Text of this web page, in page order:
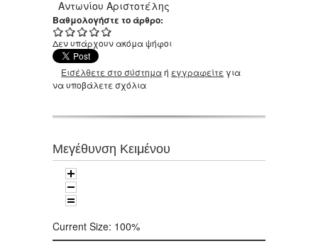
Αντωνίου Αριστοτέλης
Βαθμολογήστε το άρθρο:
Δεν υπάρχουν ακόμα ψήφοι
Εισέλθετε στο σύστημαή εγγραφείτε για
να υποβάλετε σχόλια
Μεγέθυνση Κειμένου
Current Size: 100%